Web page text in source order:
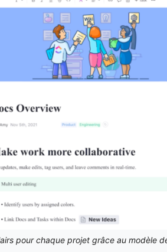
pour chaque projet grâce au modèle